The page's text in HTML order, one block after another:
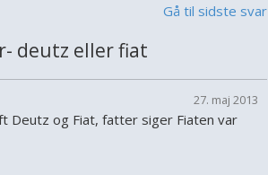
Gå til sidste svar
deutz eller fiat
27. maj 2013
Deutz og Fiat, fatter siger Fiaten var